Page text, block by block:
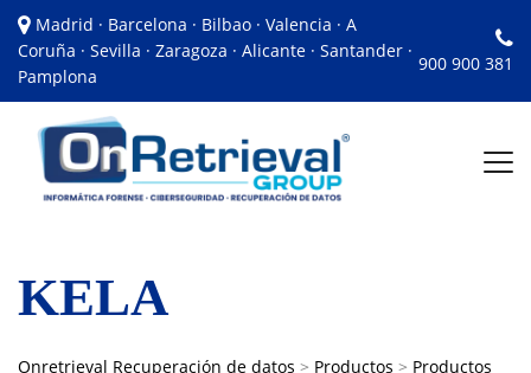
Madrid · Barcelona · Bilbao · Valencia · A
Coruña · Sevilla · Zaragoza · Alicante · Santander ·
Pamplona
900 900 381
KELA
Onretrieval Recuperación de datos > Productos > Productos